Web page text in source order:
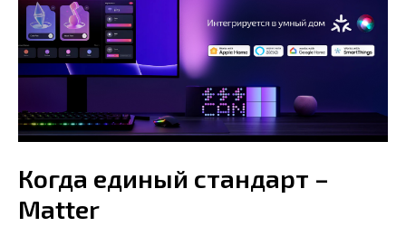
Когда единый стандарт –
Matter